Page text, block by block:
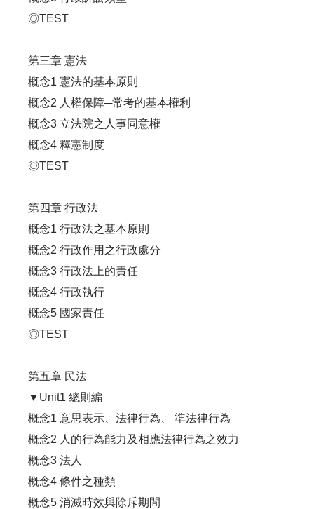
◎TEST
第三章 憲法
概念1 憲法的基本原則
概念2 人權保障─常考的基本權利
概念3 立法院之人事同意權
概念4 釋憲制度
◎TEST
第四章 行政法
概念1 行政法之基本原則
概念2 行政作用之行政處分
概念3 行政法上的責任
概念4 行政執行
概念5 國家責任
◎TEST
第五章 民法
▼Unit1 總則編
概念1 意思表示、法律行為、 準法律行為
概念2 人的行為能力及相應法律行為之效力
概念3 法人
概念4 條件之種類
概念5 消滅時效與除斥期間